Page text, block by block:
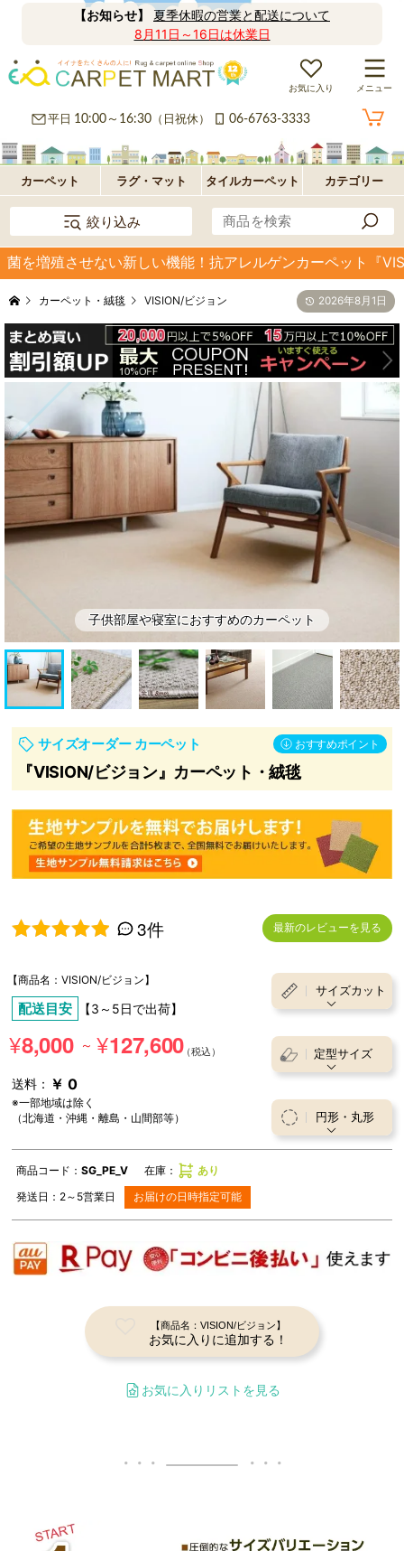
【お知らせ】
夏季休暇の営業と配送について
8月11日～16日は休業日
お気に入り メニュー
平日 10:00～16:30 （日祝休） 06-6763-3333
カーペット ラグ・マット タイルカーペット カテゴリー
ペ
ッ
ト・
絨
毯
グ
フ
ロ
ア・
玄
関
マ
ッ
パ
ネ
ル
型
オ
プ
シ
ョ
ン・
部
絞り込み
菌を増殖させない新しい機能！抗アレルゲンカーペット『
カーペット・絨毯 VISION/ビジョン 2026年8月1日
子供部屋や寝室におすすめのカーペット
サイズオーダー カーペット おすすめポイント
『VISION/ビジョン』カーペット・絨毯
3件 最新のレビューを見る
【商品名：VISION/ビジョン】
配送目安 【3～5日で出荷】
¥8,000 ～ ¥127,600
送料： ￥ 0
※一部地域は除く
（北海道・沖縄・離島・山間部等）
サイズカット
定型サイズ
円形・丸形
商品コード：SG_PE_V 在庫：
あり
発送日： 2～5営業日 お届けの日時指定可能
【商品名：VISION/ビジョン】
お気に入りに追加する！
お気に入りリストを見る